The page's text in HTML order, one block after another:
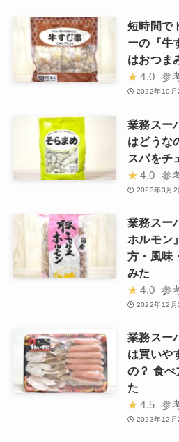
短時間で
ーの『牛
はおつま
★ 4.0 参
2022年10月
業務スー
はどうな
スパをチ
★ 4.0 参
2023年3月2
業務スー
ホルモン
方・風味
みた
★ 4.0 参
2022年12月
業務スー
は買いや
の？ 食
た
★ 4.5 参
2023年12月